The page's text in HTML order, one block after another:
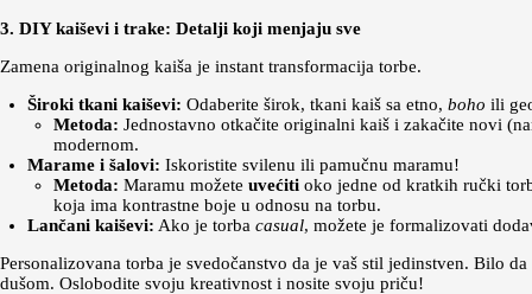
3. DIY kaiševi i trake: Detalji koji menjaju sve
Zamena originalnog kaiša je instant transformacija torbe.
Široki tkani kaiševi: Odaberite širok, tkani kaiš sa etno, boho ili
Metoda: Jednostavno otkačite originalni kaiš i zakačite novi
modernom.
Marame i šalovi: Iskoristite svilenu ili pamučnu maramu!
Metoda: Maramu možete uvećiti oko jedne od kratkih ručki
koja ima kontrastne boje u odnosu na torbu.
Lančani kaiševi: Ako je torba casual, možete je formalizovati
Personalizovana torba je svedočanstvo da je vaš stil jedinstven. Bilo
dušom. Oslobodite svoju kreativnost i nosite svoju priču!